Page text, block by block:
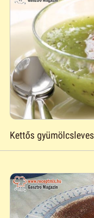
Kettős gyümölcsleves